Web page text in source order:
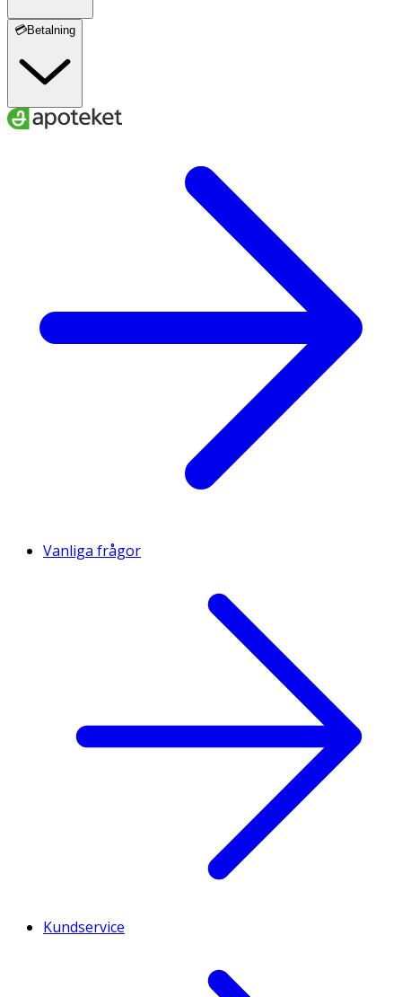
💳Betalning
Vanliga frågor
Kundservice